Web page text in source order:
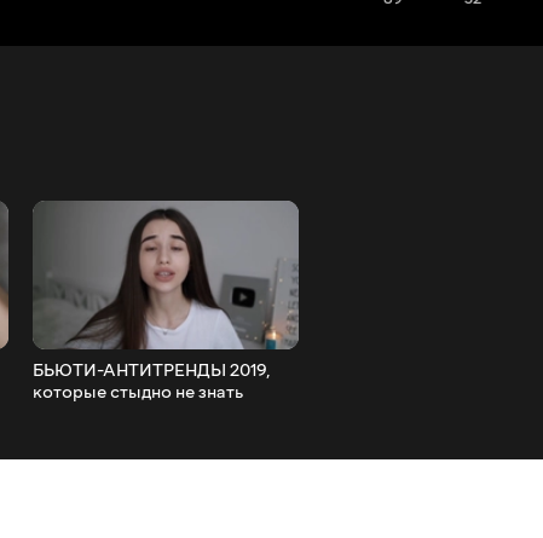
БЬЮТИ-АНТИТРЕНДЫ 2019,
которые стыдно не знать